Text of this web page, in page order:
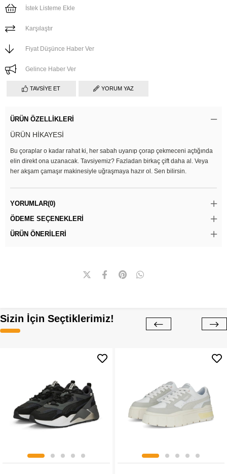
İstek Listeme Ekle
Karşılaştır
Fiyat Düşünce Haber Ver
Gelince Haber Ver
TAVSIYE ET YORUM YAZ
ÜRÜN ÖZELLIKLERI
ÜRÜN HİKAYESİ
Bu çoraplar o kadar rahat ki, her sabah uyanıp çorap çekmeceni açtığında
elin direkt ona uzanacak. Tavsiyemiz? Fazladan birkaç çift daha al. Veya
her akşam çamaşır makinesiyle uğraşmaya hazır ol. Sen bilirsin.
YORUMLAR(0)
ÖDEME SEÇENEKLERI
ÜRÜN ÖNERILERI
Sizin İçin Seçtiklerimiz!